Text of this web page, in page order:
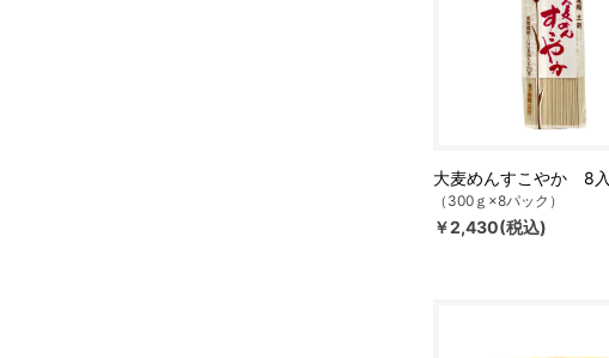
大麦めんすこやか 8入
（300ｇ×8パック）
￥2,430(税込)